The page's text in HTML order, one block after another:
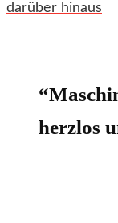
darüber hinaus
herzlos